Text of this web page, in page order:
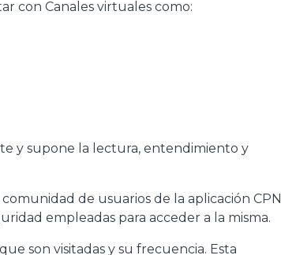
con Canales virtuales como:
y supone la lectura, entendimiento y
de usuarios de la aplicación CPN
empleadas para acceder a la misma.
son visitadas y su frecuencia. Esta